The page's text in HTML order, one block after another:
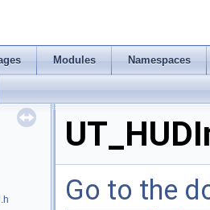
Modules Namespaces
Go to the